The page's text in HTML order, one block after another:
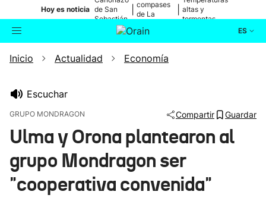
Hoy es noticia de San
Sebastián
compases
de La
altas y
tormentas
ES
Buscador Actualidad
Ikusmiran
Eguraldia
Inicio Actualidad Economía
Escuchar
GRUPO MONDRAGON Compartir Guardar
Ulma y Orona plantearon al
grupo Mondragon ser
"cooperativa convenida"